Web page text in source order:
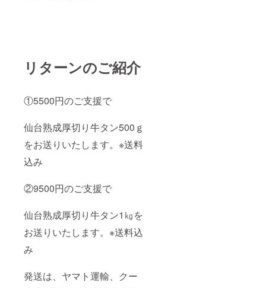
リターンのご紹介
①5500円のご支援で
仙台熟成厚切り牛タン500ｇ
をお送りいたします。※送料
込み
②9500円のご支援で
仙台熟成厚切り牛タン1㎏を
お送りいたします。※送料込
み
発送は、ヤマト運輸、クー